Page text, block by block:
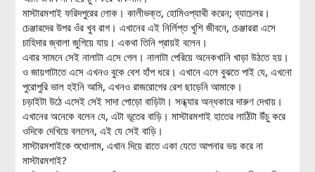
মাস্টারমশাই ফরিদপুরের লোক। কালীভক্ত, হোমিওপ্যাথী করেন; ব্যাচেলর।
চেঞ্জারদের উপর ওঁর খুব রাগ। এখানের এই নির্লিপ্ত খুশি জীবনে, চেঞ্জাররা এসে
চাহিদার জ্বালা জুগিয়ে যায়। একথা তিনি প্রায়ই বলেন।
এবার সামনে সেই নালাটা এসে গেল। নালাটা পেরিয়ে অনেকখানি খাড়া উঠতে হয়।
ও জায়গাটাতে এসে এখনও বুকে বেশ হাঁপ ধরে। এখানে এলে বুঝতে পাই যে, এখনো
পুরোপুরি ভাল হইনি আমি, এখনও রাজরোগের রেশ ছাড়েনি আমাকে।
চড়াইটা উঠে এসেই সেই সাদা পোড়ো বাড়িটা। সন্ধ্যার অন্ধকারে দারুণ দেখায়।
এখানের অনেকে বলেন যে, এটা ভূতের বাড়ি। মাস্টারমশাই হাতের লাঠিটা উঁচু করে
ওদিকে দেখিয়ে বললেন, এই যে সেই বাড়ি।
মাস্টারমশাইকে শুধোলাম, এখান দিয়ে রাতে একা যেতে আপনার ভয় করে না
মাস্টারমশাই?